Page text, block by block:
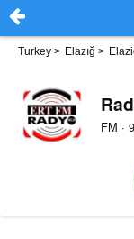
Turkey > Elazığ >
FM ·